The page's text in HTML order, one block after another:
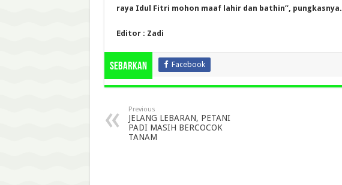
raya Idul Fitri mohon maaf lahir dan bathin”, pungkasnya.
Editor : Zadi
Sebarkan Facebook
Previous
JELANG LEBARAN, PETANI
PADI MASIH BERCOCOK
TANAM